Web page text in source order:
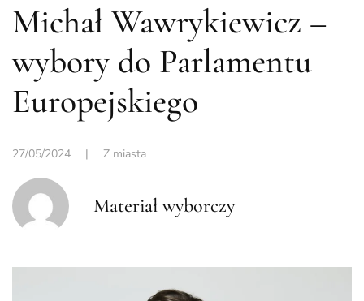
Michał Wawrykiewicz –
wybory do Parlamentu
Europejskiego
27/05/2024 | Z miasta
Materiał wyborczy